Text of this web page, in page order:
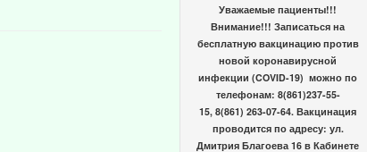
Уважаемые пациенты!!!
Внимание!!! Записаться на
бесплатную вакцинацию против
новой коронавирусной
инфекции (COVID-19) можно по
телефонам: 8(861)237-55-
15, 8(861) 263-07-64. Вакцинация
проводится по адресу: ул.
Дмитрия Благоева 16 в Кабинете